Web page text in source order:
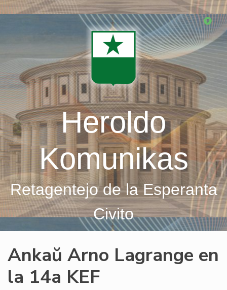
Skip
Heroldo
Komunikas
Retagentejo de la Esperanta
Civito
Ankaŭ Arno Lagrange en
la 14a KEF